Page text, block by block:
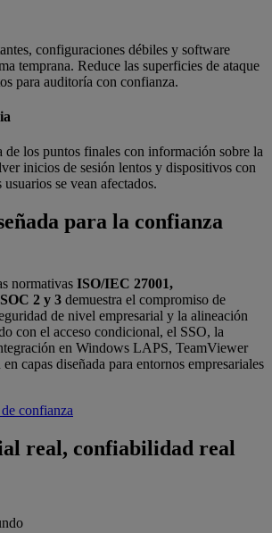
configuraciones débiles y software
temprana. Reduce las superficies de ataque
para auditoría con confianza.
de los puntos finales con información sobre la
inicios de sesión lentos y dispositivos con
se vean afectados.
para la confianza
normativas ISO/IEC 27001,
SOC 2 y 3 demuestra el compromiso de
de nivel empresarial y la alineación
con el acceso condicional, el SSO, la
en Windows LAPS, TeamViewer
capas diseñada para entornos empresariales
confianza
real, confiabilidad real